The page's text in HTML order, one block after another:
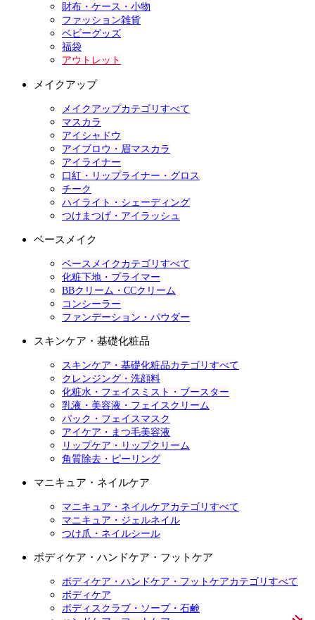
財布・ケース・小物
ファッション雑貨
ベビーグッズ
福袋
アウトレット
メイクアップ
メイクアップカテゴリすべて
マスカラ
アイシャドウ
アイブロウ・眉マスカラ
アイライナー
口紅・リップライナー・グロス
チーク
ハイライト・シェーディング
つけまつげ・アイラッシュ
ベースメイク
ベースメイクカテゴリすべて
化粧下地・プライマー
BBクリーム・CCクリーム
コンシーラー
ファンデーション・パウダー
スキンケア・基礎化粧品
スキンケア・基礎化粧品カテゴリすべて
クレンジング・洗顔料
化粧水・フェイスミスト・ブースター
乳液・美容液・フェイスクリーム
パック・フェイスマスク
アイケア・まつ毛美容液
リップケア・リップクリーム
角質除去・ピーリング
マニキュア・ネイルケア
マニキュア・ネイルケアカテゴリすべて
マニキュア・ジェルネイル
つけ爪・ネイルシール
ボディケア・ハンドケア・フットケア
ボディケア・ハンドケア・フットケアカテゴリすべて
ボディケア
ボディスクラブ・ソープ・石鹸